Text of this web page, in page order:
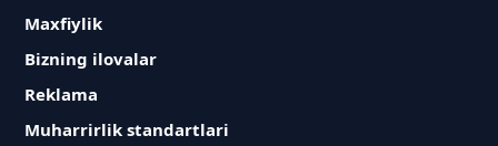
Maxfiylik
Bizning ilovalar
Reklama
Muharrirlik standartlari